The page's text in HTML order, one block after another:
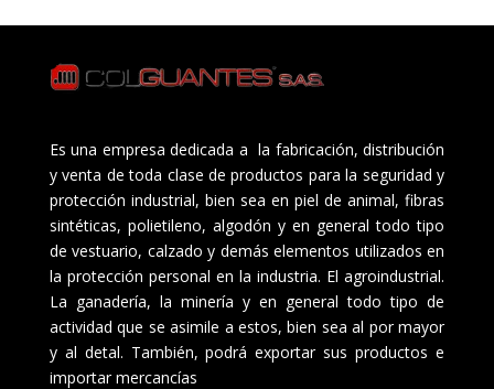
Es una empresa dedicada a la fabricación, distribución
y venta de toda clase de productos para la seguridad y
protección industrial, bien sea en piel de animal, fibras
sintéticas, polietileno, algodón y en general todo tipo
de vestuario, calzado y demás elementos utilizados en
la protección personal en la industria. El agroindustrial.
La ganadería, la minería y en general todo tipo de
actividad que se asimile a estos, bien sea al por mayor
y al detal. También, podrá exportar sus productos e
importar mercancías